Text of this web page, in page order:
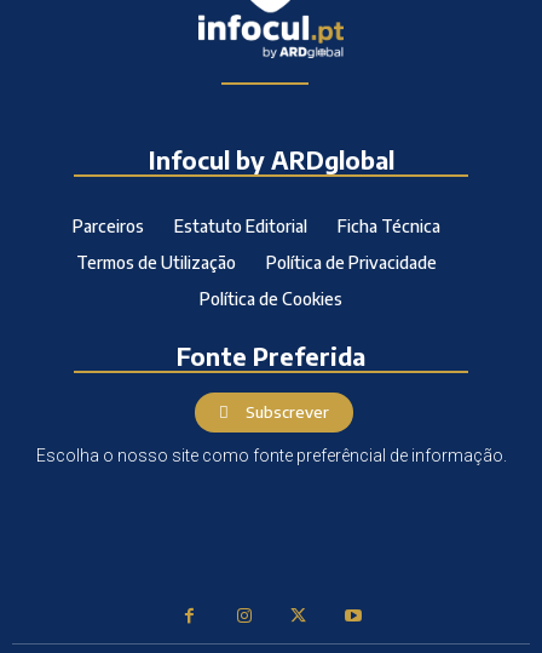
Infocul by ARDglobal
Parceiros Estatuto Editorial
Ficha Técnica
Termos de Utilização
Política de Privacidade
Política de Cookies
Fonte Preferida
Subscrever
Escolha o nosso site como fonte preferêncial de informação.